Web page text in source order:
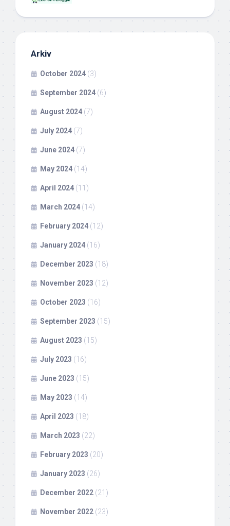
Arkiv
October 2024 (3)
September 2024 (6)
August 2024 (7)
July 2024 (7)
June 2024 (7)
May 2024 (14)
April 2024 (11)
March 2024 (14)
February 2024 (12)
January 2024 (16)
December 2023 (18)
November 2023 (12)
October 2023 (16)
September 2023 (15)
August 2023 (15)
July 2023 (16)
June 2023 (15)
May 2023 (14)
April 2023 (18)
March 2023 (22)
February 2023 (20)
January 2023 (26)
December 2022 (21)
November 2022 (23)